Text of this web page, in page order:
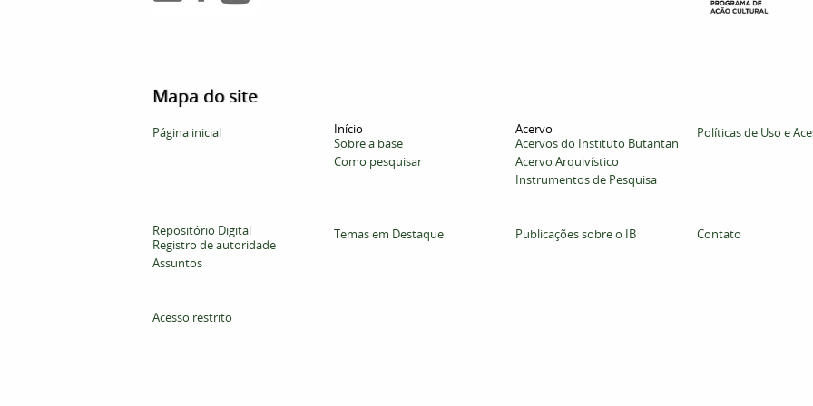
Mapa do site
Página inicial
Início
Sobre a base
Como pesquisar
Acervo
Acervos do Instituto Butantan
Acervo Arquivístico
Instrumentos de Pesquisa
Políticas de Uso e
Repositório Digital
Registro de autoridade
Assuntos
Temas em Destaque Publicações sobre o IB Contato
Acesso restrito